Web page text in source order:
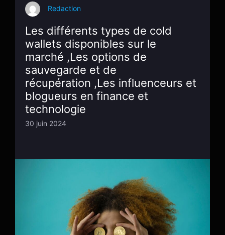
Redaction
Les différents types de cold
wallets disponibles sur le
marché ,Les options de
sauvegarde et de
récupération ,Les influenceurs et
blogueurs en finance et
technologie
30 juin 2024